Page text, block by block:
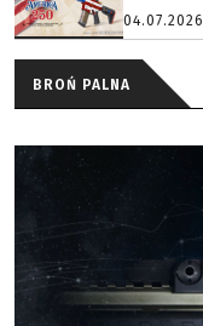
04.07.2026
BROŃ PALNA